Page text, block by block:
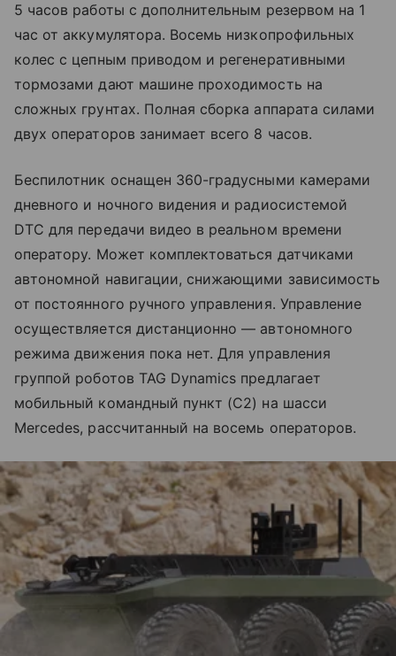
5 часов работы с дополнительным резервом на 1
час от аккумулятора. Восемь низкопрофильных
колес с цепным приводом и регенеративными
тормозами дают машине проходимость на
сложных грунтах. Полная сборка аппарата силами
двух операторов занимает всего 8 часов.
Беспилотник оснащен 360-градусными камерами
дневного и ночного видения и радиосистемой
DTC для передачи видео в реальном времени
оператору. Может комплектоваться датчиками
автономной навигации, снижающими зависимость
от постоянного ручного управления. Управление
осуществляется дистанционно — автономного
режима движения пока нет. Для управления
группой роботов TAG Dynamics предлагает
мобильный командный пункт (C2) на шасси
Mercedes, рассчитанный на восемь операторов.